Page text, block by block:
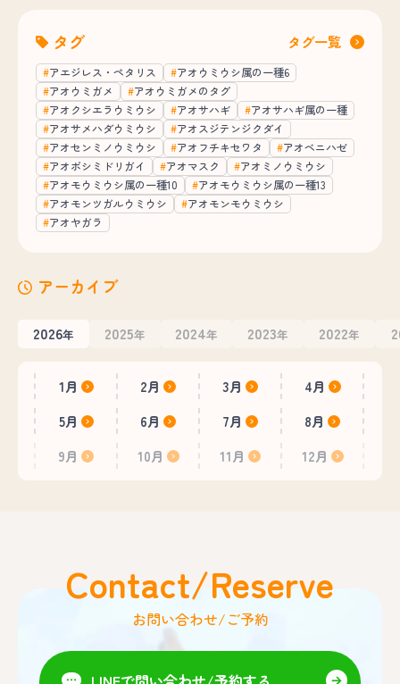
タグ タグ一覧
アエジレス・ペタリス
アオウミウシ属の一種6
アオウミガメ
アオウミガメのタグ
アオクシエラウミウシ
アオサハギ
アオサハギ属の一種
アオサメハダウミウシ
アオスジテンジクダイ
アオセンミノウミウシ
アオフチキセワタ
アオベニハゼ
アオボシミドリガイ
アオマスク
アオミノウミウシ
アオモウミウシ属の一種10
アオモウミウシ属の一種13
アオモンツガルウミウシ
アオモンモウミウシ
アオヤガラ
アーカイブ
2026年 2025年 2024年 2023年 2022年
1月 2月 3月
4月
5月
6月 7月
8月
9月
10月 11月 12月
Contact/Reserve
お問い合わせ/ご予約